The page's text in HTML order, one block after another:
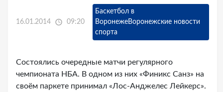
16.01.2014 09:20
Баскетбол в
ВоронежеВоронежские новости
спорта
Состоялись очередные матчи регулярного
чемпионата НБА. В одном из них «Финикс Санз» на
своём паркете принимал «Лос-Анджелес Лейкерс».